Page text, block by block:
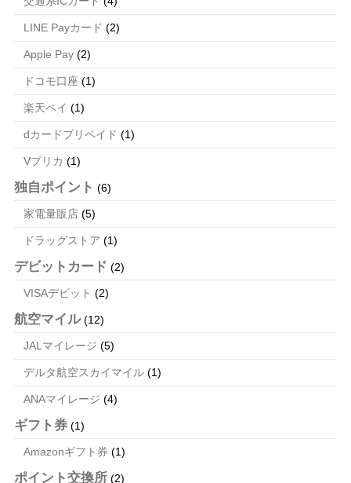
LINE Payカード (2)
Apple Pay(2)
ドコモ口座 (1)
楽天ペイ (1)
dカードプリペイド (1)
Vプリカ (1)
独自ポイント (6)
家電量販店(5)
ドラッグストア (1)
デビットカード (2)
VISAデビット (2)
航空マイル(12)
JALマイレージ (5)
デルタ航空スカイマイル(1)
ANAマイレージ (4)
ギフト券(1)
Amazonギフト券 (1)
ポイント交換所(2)